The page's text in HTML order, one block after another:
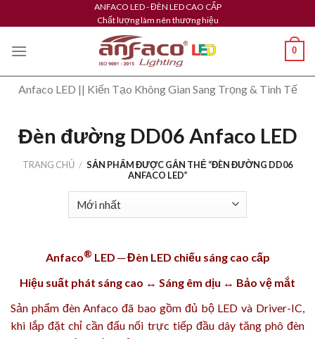
to
content
ANFACO LED - ĐÈN LED CAO CẤP
Chất lượng làm nên thương hiệu
0
Anfaco LED || Kiến Tạo Không Gian Sang Trọng & Tinh Tế
Đèn đường DD06 Anfaco LED
TRANG CHỦ / SẢN PHẨM ĐƯỢC GẮN THẺ “ĐÈN ĐƯỜNG DD06
ANFACO LED”
Anfaco® LED ─ Đèn LED chiếu sáng cao cấp
Hiệu suất phát sáng cao ↔ Sáng êm dịu ↔ Bảo vệ mắt
Sản phẩm đèn Anfaco đã bao gồm đủ bộ LED và Driver-IC,
khi lắp đặt chỉ cần đấu nối trực tiếp đầu dây tăng phô đèn